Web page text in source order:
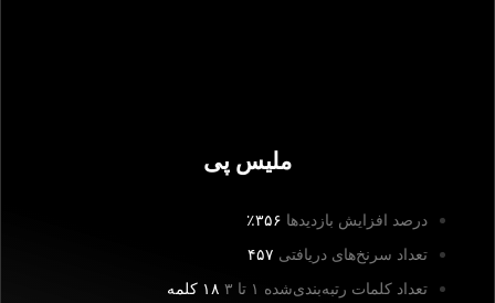
ملیس پی
درصد افزایش بازدیدها ۳۵۶٪
تعداد سرنخ‌های دریافتی ۴۵۷
تعداد کلمات رتبه‌بندی‌شده ۱ تا ۳ ۱۸ کلمه